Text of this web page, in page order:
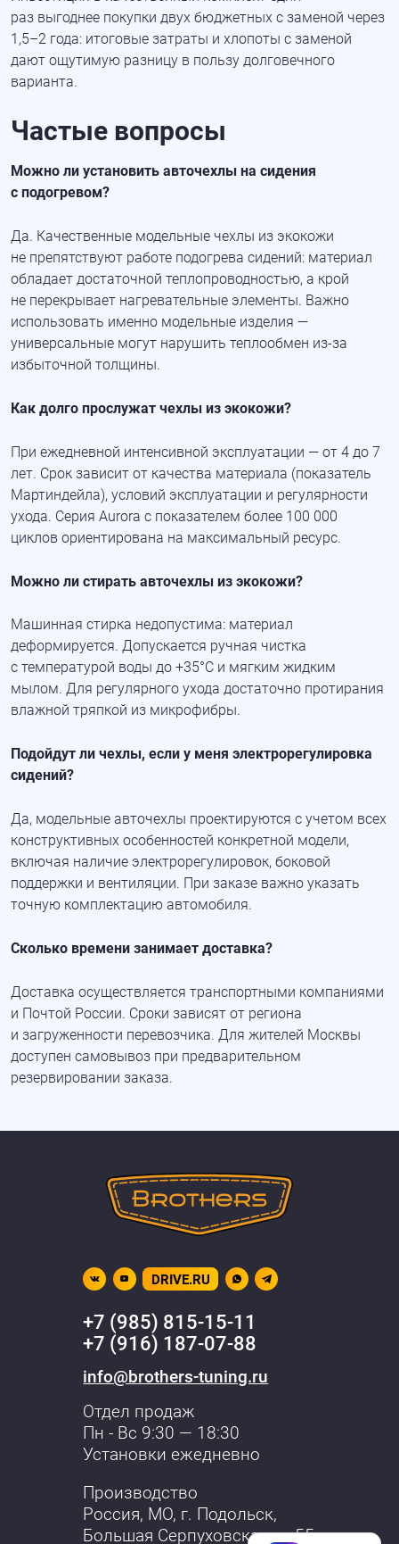
раз выгоднее покупки двух бюджетных с заменой через
1,5–2 года: итоговые затраты и хлопоты с заменой
дают ощутимую разницу в пользу долговечного
варианта.
Частые вопросы
Можно ли установить авточехлы на сидения
с подогревом?
Да. Качественные модельные чехлы из экокожи
не препятствуют работе подогрева сидений: материал
обладает достаточной теплопроводностью, а крой
не перекрывает нагревательные элементы. Важно
использовать именно модельные изделия —
универсальные могут нарушить теплообмен из-за
избыточной толщины.
Как долго прослужат чехлы из экокожи?
При ежедневной интенсивной эксплуатации — от 4 до 7
лет. Срок зависит от качества материала (показатель
Мартиндейла), условий эксплуатации и регулярности
ухода. Серия Aurora с показателем более 100 000
циклов ориентирована на максимальный ресурс.
Можно ли стирать авточехлы из экокожи?
Машинная стирка недопустима: материал
деформируется. Допускается ручная чистка
с температурой воды до +35°C и мягким жидким
мылом. Для регулярного ухода достаточно протирания
влажной тряпкой из микрофибры.
Подойдут ли чехлы, если у меня электрорегулировка
сидений?
Да, модельные авточехлы проектируются с учетом всех
конструктивных особенностей конкретной модели,
включая наличие электрорегулировок, боковой
поддержки и вентиляции. При заказе важно указать
точную комплектацию автомобиля.
Сколько времени занимает доставка?
Доставка осуществляется транспортными компаниями
и Почтой России. Сроки зависят от региона
и загруженности перевозчика. Для жителей Москвы
доступен самовывоз при предварительном
резервировании заказа.
DRIVE.RU
+7 (985) 815-15-11
+7 (916) 187-07-88
info@brothers-tuning.ru
Отдел продаж
Пн - Вс 9:30 — 18:30
Установки ежедневно
Производство
Россия, МО, г. Подольск,
Большая Серпуховская, д. 55